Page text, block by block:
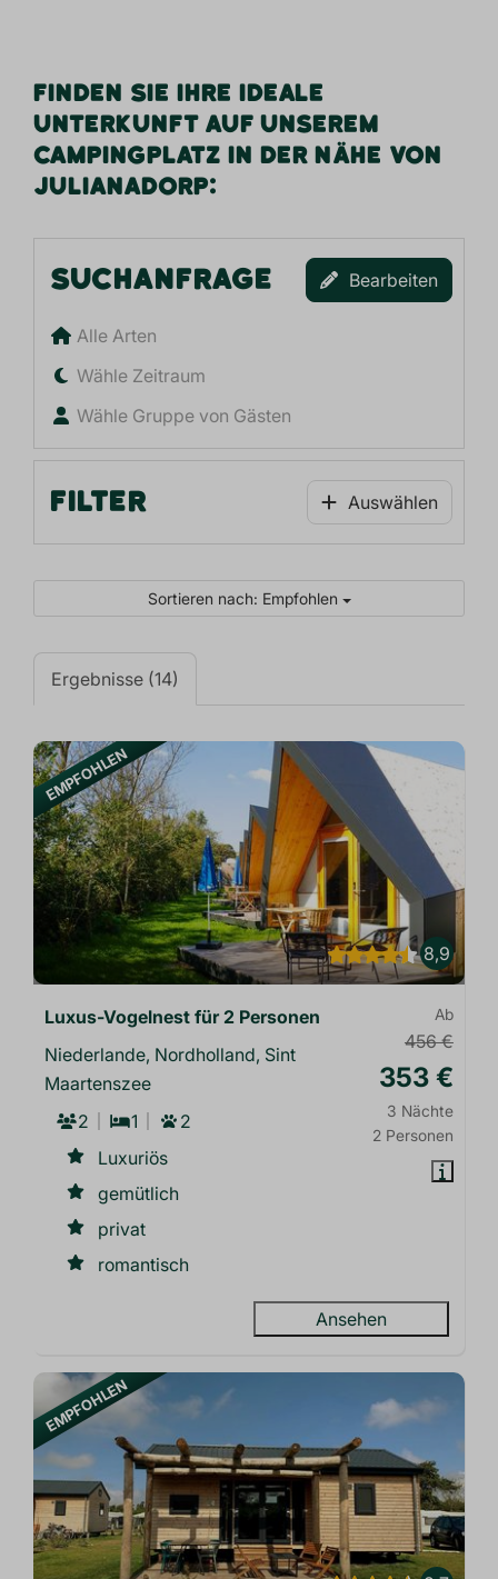
FINDEN SIE IHRE IDEALE
UNTERKUNFT AUF UNSEREM
CAMPINGPLATZ IN DER NÄHE VON
JULIANADORP:
SUCHANFRAGE Bearbeiten
Alle Arten
Wähle Zeitraum
Wähle Gruppe von Gästen
FILTER Auswählen
Sortieren nach: Empfohlen
Ergebnisse (14)
EMPFOHLEN
8,9
Ab
456 €
353 €
3 Nächte
2 Personen
Luxus-Vogelnest für 2 Personen
Niederlande, Nordholland, Sint
Maartenszee
2
1
2
Luxuriös
gemütlich
privat
romantisch
Ansehen
EMPFOHLEN